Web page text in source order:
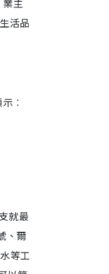
活品
︰
就最
、爾
等工